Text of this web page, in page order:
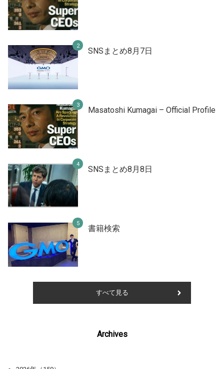
SNSまとめ8月7日
Masatoshi Kumagai – Official Profile
SNSまとめ8月8日
書籍検索
すべて見る
Archives